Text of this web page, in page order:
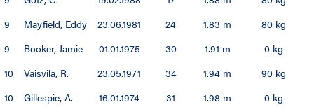
9
Mayfield, Eddy 23.06.1981 24 1.83 m 80 kg
9
Booker, Jamie 01.01.1975 30 1.91 m 0 kg
10
Vaisvila, R. 23.05.1971 34 1.94 m 90 kg
10
Gillespie, A. 16.01.1974 31 1.98 m 0 kg